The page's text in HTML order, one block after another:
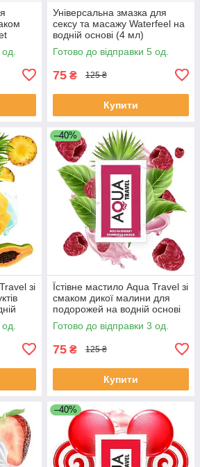
Універсальна змазка для
сексу та масажу Waterfeel на
водній основі (4 мл)
Готово до відправки 5 од.
75 ₴ 125 ₴
Купити
зі
–40%
Їстівне мастило Aqua Travel зі
смаком дикої малини для
подорожей на водній основі
(6 мл)
Готово до відправки 3 од.
75 ₴ 125 ₴
Купити
–40%